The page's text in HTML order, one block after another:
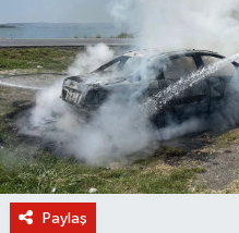
Paylaş
BİLİM VE TEKNOLOJİ
OTOMOBİL
KURUMSAL